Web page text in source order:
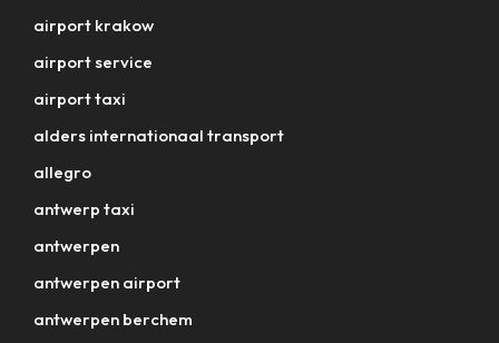
airport krakow
airport service
airport taxi
alders internationaal transport
allegro
antwerp taxi
antwerpen
antwerpen airport
antwerpen berchem